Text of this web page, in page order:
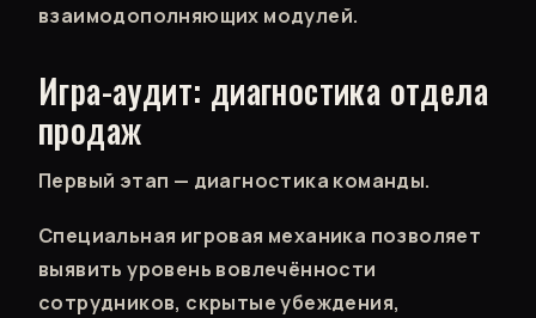
взаимодополняющих модулей.
Игра-аудит: диагностика отдела
продаж
Первый этап — диагностика команды.
Специальная игровая механика позволяет
выявить уровень вовлечённости
сотрудников, скрытые убеждения,